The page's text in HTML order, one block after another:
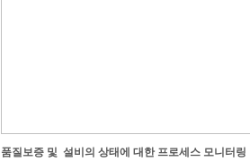
품질보증 및 설비의 상태에 대한 프로세스 모니터링